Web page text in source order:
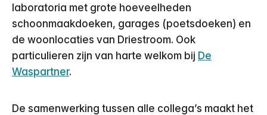
laboratoria met grote hoeveelheden
schoonmaakdoeken, garages (poetsdoeken) en
de woonlocaties van Driestroom. Ook
particulieren zijn van harte welkom bij De
Waspartner.
De samenwerking tussen alle collega’s maakt het